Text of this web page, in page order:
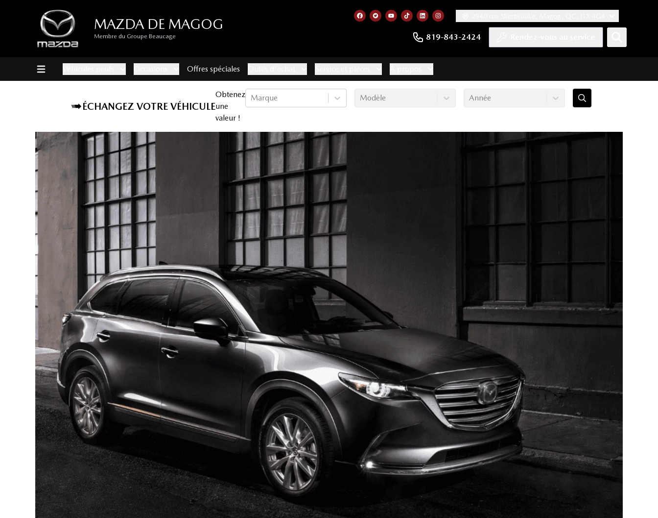
MAZDA DE MAGOG
Membre du Groupe Beaucage 819-843-2424
Lien vers notre page facebook
Lien vers notre compte Twitter
Lien vers notre chaîne YouTube
Lien vers notre compte Tiktok
Lien vers notre compte LinkedIn
Lien vers notre compte Instagram
Offres spéciales
ÉCHANGEZ VOTRE VÉHICULE
Obtenez
une
valeur !
Marque Modèle Année